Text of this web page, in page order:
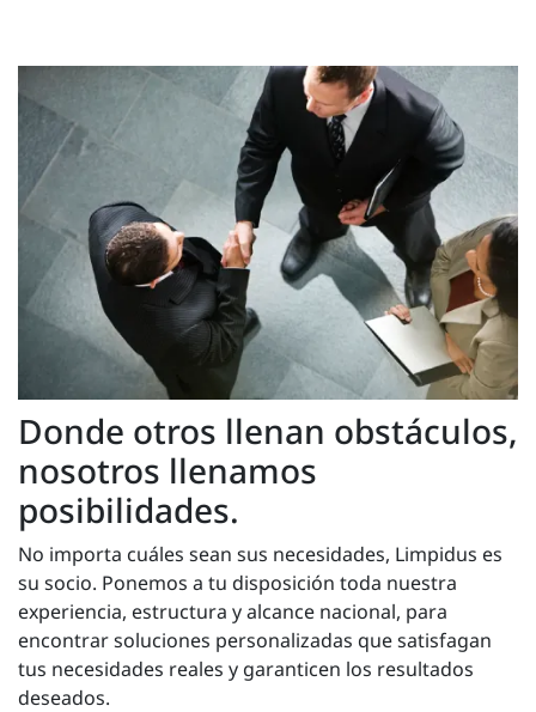
Donde otros llenan obstáculos,
nosotros llenamos
posibilidades.
No importa cuáles sean sus necesidades, Limpidus es
su socio. Ponemos a tu disposición toda nuestra
experiencia, estructura y alcance nacional, para
encontrar soluciones personalizadas que satisfagan
tus necesidades reales y garanticen los resultados
deseados.